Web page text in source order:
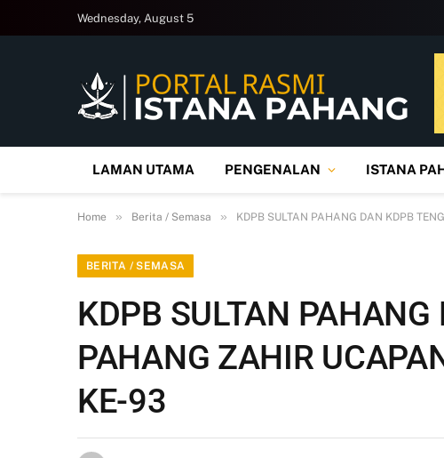
Wednesday, August 5
LAMAN UTAMA PENGENALAN ISTANA
Home » Berita / Semasa » KDPB SULTAN PAHANG DAN KDPB
BERITA / SEMASA
KDPB SULTAN
PAHANG ZAHIR
KE-93